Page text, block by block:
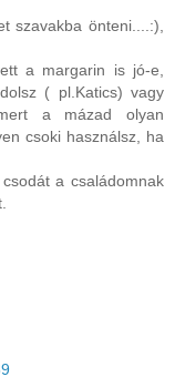
szavakba önteni....:),
a margarin is jó-e,
( pl.Katics) vagy
a mázad olyan
csoki használsz, ha
a családomnak